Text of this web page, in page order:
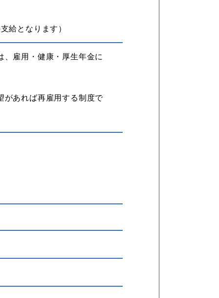
給となります）
雇用・健康・厚生年金に
があれば再雇用する制度で